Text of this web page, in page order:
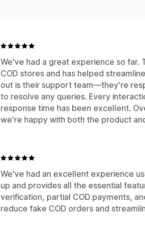
We've had a great experience so
COD stores and has helped
out is their support team—they're
to resolve any queries. Every
response time has been excellent.
we're happy with both the product
We've had an excellent experience
up and provides all the essential
verification, partial COD payments,
reduce fake COD orders and